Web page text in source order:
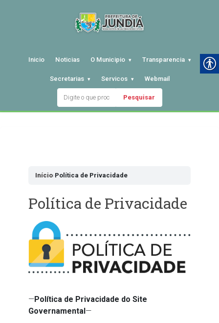
Inicio Noticias O Municipio Transparencia
Secretarias Servicos Webmail
Pesquisar
Início›Política de Privacidade
Política de Privacidade
—Política de Privacidade do Site
Governamental—